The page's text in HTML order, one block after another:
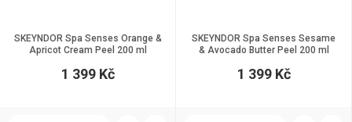
SKEYNDOR Spa Senses Orange &
Apricot Cream Peel 200 ml
1 399 Kč
SKEYNDOR Spa Senses Sesame
& Avocado Butter Peel 200 ml
1 399 Kč